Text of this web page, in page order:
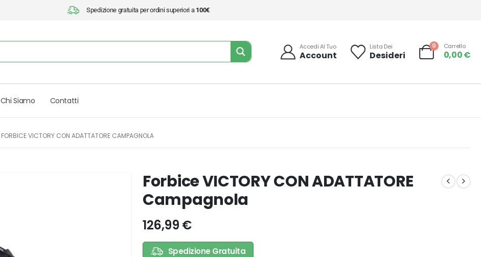
Spedizione gratuita per ordini superiori a 100€
Accedi Al Tuo
Account
Lista Dei
Desideri
0 Carrello
0,00€
Chi Siamo Contatti
FORBICE VICTORY CON ADATTATORE CAMPAGNOLA
Forbice VICTORY CON ADATTATORE
Campagnola
126,99 €
Spedizione Gratuita